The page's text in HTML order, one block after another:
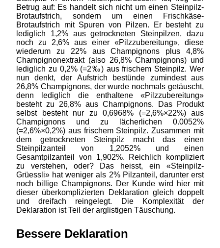
Betrug auf: Es handelt sich nicht um einen Steinpilz-
Brotaufstrich, sondern um einen Frischkäse-
Brotaufstrich mit Spuren von Pilzen. Er besteht zu
lediglich 1,2% aus getrockneten Steinpilzen, dazu
noch zu 2,6% aus einer «Pilzzubereitung», diese
wiederum zu 22% aus Champignons plus 4,8%
Champignonextrakt (also 26,8% Champignons) und
lediglich zu 0,2% (=2‰) aus frischem Steinpilz. Wer
nun denkt, der Aufstrich bestünde zumindest aus
26,8% Champignons, der wurde nochmals getäuscht,
denn lediglich die enthaltene «Pilzzubereitung»
besteht zu 26,8% aus Champignons. Das Produkt
selbst besteht nur zu 0,6968% (=2,6%×22%) aus
Champignons und zu lächerlichen 0.0052%
(=2,6%×0,2%) aus frischem Steinpilz. Zusammen mit
dem getrockneten Steinpilz macht das einen
Steinpilzanteil von 1,2052% und einen
Gesamtpilzanteil von 1,902%. Reichlich kompliziert
zu verstehen, oder? Das heisst, ein «Steinpilz-
Grüessli» hat weniger als 2% Pilzanteil, darunter erst
noch billige Champignons. Der Kunde wird hier mit
dieser überkomplizierten Deklaration gleich doppelt
und dreifach reingelegt. Die Komplexität der
Deklaration ist Teil der arglistigen Täuschung.
Bessere Deklaration